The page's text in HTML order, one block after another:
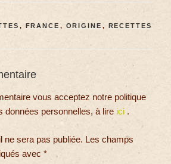
, FRANCE , ORIGINE , RECETTES
vous acceptez notre politique
données personnelles, à lire ici .
ne sera pas publiée. Les champs
avec *